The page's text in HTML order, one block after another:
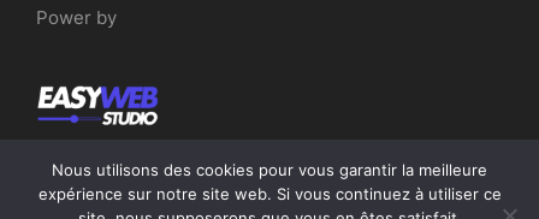
Power by
Nous utilisons des cookies pour vous garantir la meilleure
expérience sur notre site web. Si vous continuez à utiliser ce